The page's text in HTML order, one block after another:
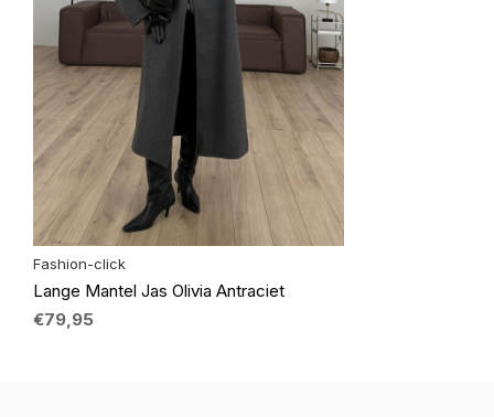
Fashion-click
Lange Mantel Jas Olivia Antraciet
€79,95